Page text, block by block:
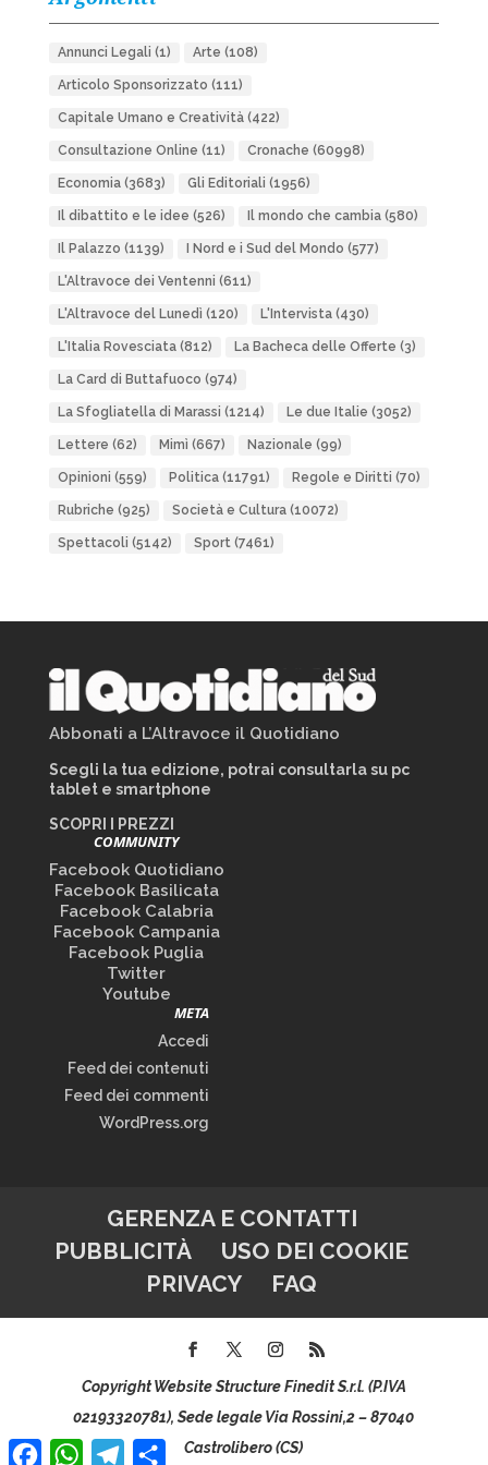
Annunci Legali (1) Arte (108)
Articolo Sponsorizzato (111)
Capitale Umano e Creatività(422)
Consultazione Online (11) Cronache (60998)
Economia(3683) Gli Editoriali (1956)
Il dibattito e le idee (526) Il mondo che cambia(580)
Il Palazzo (1139) I Nord e i Sud del Mondo (577)
L'Altravoce dei Ventenni (611)
L'Altravoce del Lunedì (120) L'Intervista(430)
L'Italia Rovesciata(812) La Bacheca delle Offerte (3)
La Card di Buttafuoco (974)
La Sfogliatella di Marassi (1214) Le due Italie (3052)
Lettere (62) Mimì (667) Nazionale (99)
Opinioni (559) Politica(11791) Regole e Diritti (70)
Rubriche (925) Società e Cultura(10072)
Spettacoli (5142) Sport(7461)
Abbonati a L’Altravoce il Quotidiano
Scegli la tua edizione, potrai consultarla su pc
tablet e smartphone
SCOPRI I PREZZI
COMMUNITY
Facebook Quotidiano
Facebook Basilicata
Facebook Calabria
Facebook Campania
Facebook Puglia
Twitter
Youtube
META
Accedi
Feed dei contenuti
Feed dei commenti
WordPress.org
GERENZA E CONTATTI
PUBBLICITÀ
USO DEI COOKIE
PRIVACY
FAQ
Copyright Website Structure Finedit S.r.l. (P.IVA
02193320781), Sede legale Via Rossini,2 – 87040
Castrolibero (CS)
Facebook
WhatsAppTelegram
Condividi